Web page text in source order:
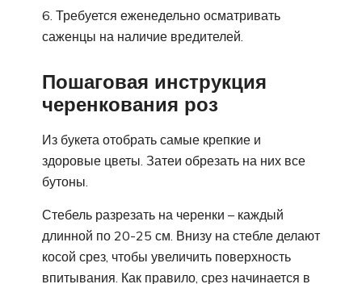
Требуется еженедельно осматривать
саженцы на наличие вредителей.
Пошаговая инструкция
черенкования роз
Из букета отобрать самые крепкие и
здоровые цветы. Затеи обрезать на них все
бутоны.
Стебель разрезать на черенки – каждый
длинной по 20-25 см. Внизу на стебле делают
косой срез, чтобы увеличить поверхность
впитывания. Как правило, срез начинается в